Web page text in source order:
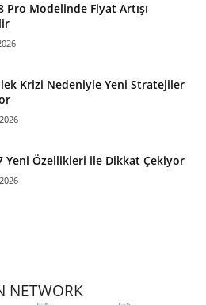
Pro Modelinde Fiyat Artışı
Krizi Nedeniyle Yeni Stratejiler
Yeni Özellikleri ile Dikkat Çekiyor
NETWORK